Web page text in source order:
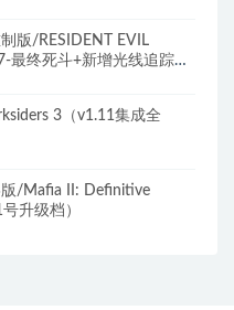
版/RESIDENT EVIL
最终死斗+新增光线追踪
3（v1.11集成全
/Mafia II: Definitive
升级档）